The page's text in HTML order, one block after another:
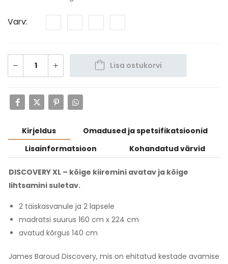
Varv
Lisa ostukorvi
Kirjeldus
Omadused ja spetsifikatsioonid
Lisainformatsioon
Kohandatud värvid
DISCOVERY XL – kõige kiiremini avatav ja kõige
lihtsamini suletav.
2 täiskasvanule ja 2 lapsele
madratsi suurus 160 cm x 224 cm
avatud kõrgus 140 cm
James Baroud Discovery, mis on ehitatud kestade avamise